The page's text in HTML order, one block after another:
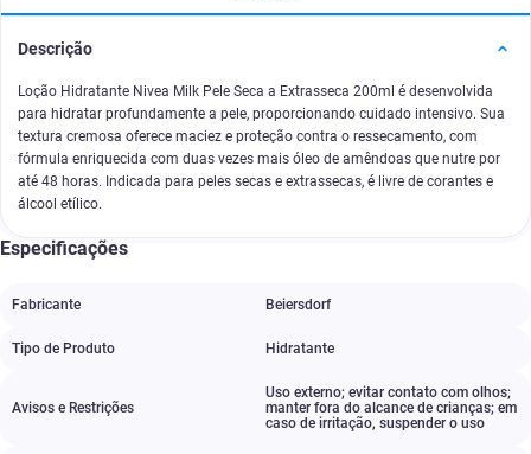
Descrição
Loção Hidratante Nivea Milk Pele Seca a Extrasseca 200ml é desenvolvida
para hidratar profundamente a pele, proporcionando cuidado intensivo. Sua
textura cremosa oferece maciez e proteção contra o ressecamento, com
fórmula enriquecida com duas vezes mais óleo de amêndoas que nutre por
até 48 horas. Indicada para peles secas e extrassecas, é livre de corantes e
álcool etílico.
Especificações
Fabricante Beiersdorf
Tipo de Produto Hidratante
Avisos e Restrições
Uso externo; evitar contato com olhos;
manter fora do alcance de crianças; em
caso de irritação, suspender o uso